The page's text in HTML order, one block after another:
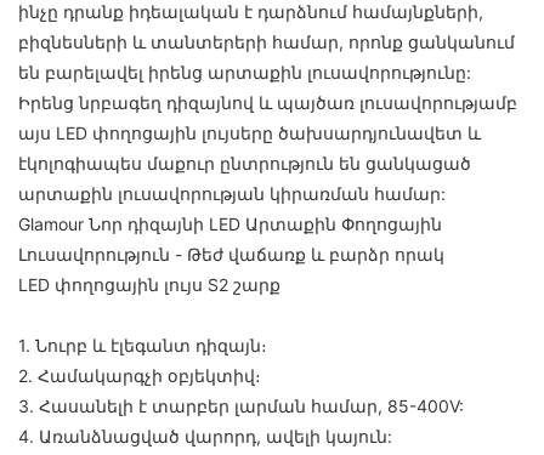
ինչը դրանք իդեալական է դարձնում համայնքների,
բիզնեսների և տանտերերի համար, որոնք ցանկանում
են բարելավել իրենց արտաքին լուսավորությունը:
Իրենց նրբագեղ դիզայնով և պայծառ լուսավորությամբ
այս LED փողոցային լույսերը ծախսարդյունավետ և
էկոլոգիապես մաքուր ընտրություն են ցանկացած
արտաքին լուսավորության կիրառման համար:
Glamour Նոր դիզայնի LED Արտաքին Փողոցային
Լուսավորություն - Թեժ վաճառք և բարձր որակ
LED փողոցային լույս S2 շարք
1. Նուրբ և էլեգանտ դիզայն։
2. Համակարգչի օբյեկտիվ։
3. Հասանելի է տարբեր լարման համար, 85-400V:
4. Առանձնացված վարորդ, ավելի կայուն: